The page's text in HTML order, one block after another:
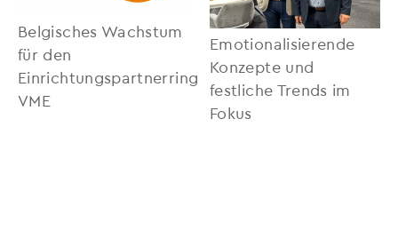
Belgisches Wachstum
für den
Einrichtungspartnerring
VME
Emotionalisierende
Konzepte und
festliche Trends im
Fokus